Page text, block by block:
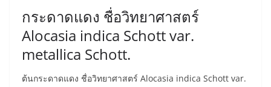
กระดาดแดง ชื่อวิทยาศาสตร์
Alocasia indica Schott var.
metallica Schott.
ต้นกระดาดแดง ชื่อวิทยาศาสตร์ Alocasia indica Schott var.